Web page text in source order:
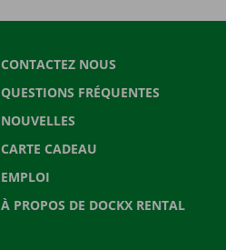
CONTACTEZ NOUS
QUESTIONS FRÉQUENTES
NOUVELLES
CARTE CADEAU
EMPLOI
À PROPOS DE DOCKX RENTAL